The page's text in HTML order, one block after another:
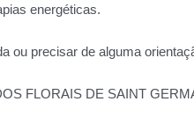
energéticas.
ou precisar de alguma
FLORAIS DE SAINT